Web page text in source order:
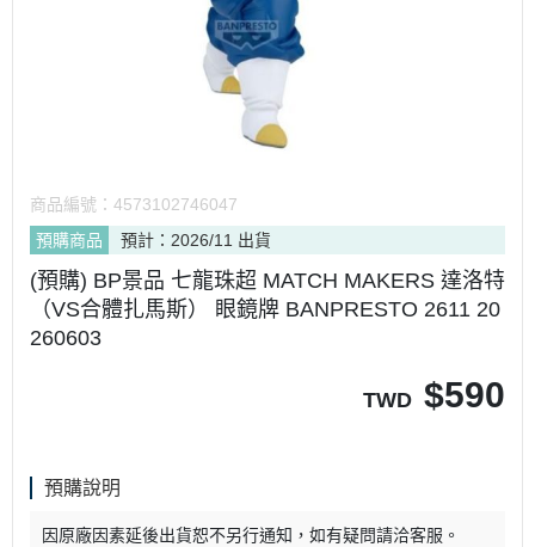
商品編號： 4573102746047
預購商品
預計：2026/11 出貨
(預購) BP景品 七龍珠超 MATCH MAKERS 達洛特
（VS合體扎馬斯） 眼鏡牌 BANPRESTO 2611 20
260603
TWD $590
預購說明
因原廠因素延後出貨恕不另行通知，如有疑問請洽客服。